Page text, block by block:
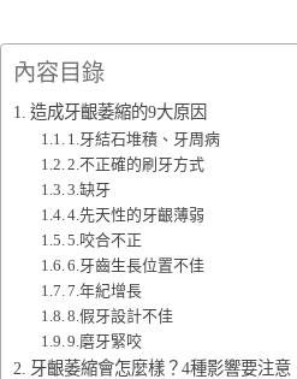
內容目錄
造成牙齦萎縮的9大原因
1.牙結石堆積、牙周病
2.不正確的刷牙方式
3.缺牙
4.先天性的牙齦薄弱
5.咬合不正
6.牙齒生長位置不佳
7.年紀增長
8.假牙設計不佳
9.磨牙緊咬
牙齦萎縮會怎麼樣？4種影響要注意